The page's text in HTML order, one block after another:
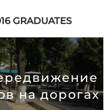
GRADUATES
на дорогах